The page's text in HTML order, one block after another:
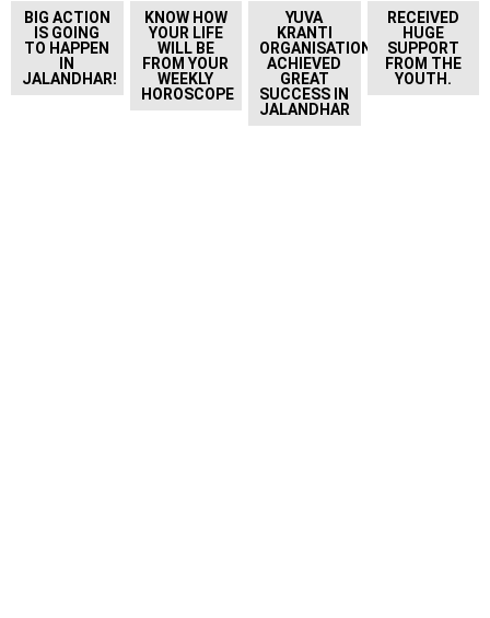
BIG ACTION
IS GOING
TO HAPPEN
IN
JALANDHAR!
KNOW HOW
YOUR LIFE
WILL BE
FROM YOUR
WEEKLY
HOROSCOPE
YUVA
KRANTI
ORGANISATION
ACHIEVED
GREAT
SUCCESS IN
JALANDHAR
RECEIVED
HUGE
SUPPORT
FROM THE
YOUTH.